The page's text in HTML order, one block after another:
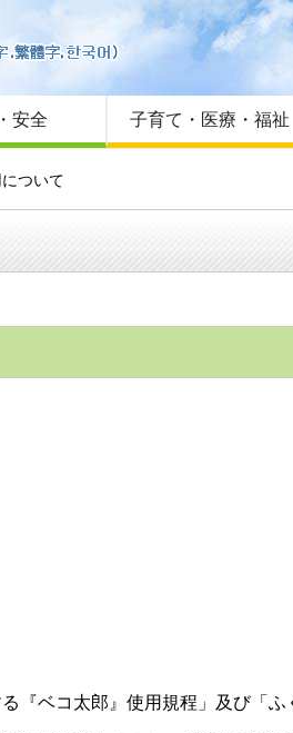
はじめての方へ
Foreign language
サイトマップ
安全 子育て・医療・福祉
ついて
ベコ太郎』使用規程」及び「